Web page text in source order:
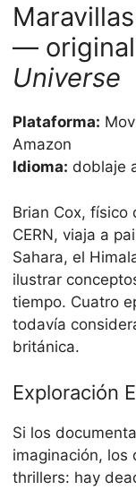
—
Universe
Plataforma:
Amazon
Idioma: doblaje
Brian Cox, físico
CERN, viaja a
Sahara, el
ilustrar
tiempo. Cuatro
todavía
británica.
Exploración
Si los
imaginación, los
thrillers: hay